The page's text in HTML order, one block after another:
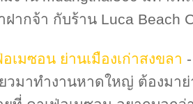
ากจ้า กับร้าน Luca Beach
อเมซอน ย่านเมืองเก่าสงขลา
วมาทำงานหาดใหญ่ ต้องมาย่